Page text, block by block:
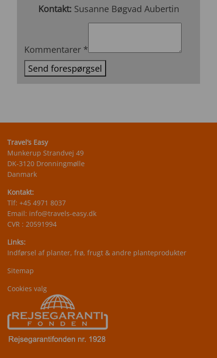
Kontakt: Susanne Bøgvad Aubertin
Kommentarer *
Send forespørgsel
Travel’s Easy
Munkerup Strandvej 49
DK-3120 Dronningmølle
Danmark
Kontakt:
Tlf: +45 4971 8037
Email: info@travels-easy.dk
CVR : 20591994
Links:
Indførsel af planter, frø, frugt & andre planteprodukter
Sitemap
Cookies valg